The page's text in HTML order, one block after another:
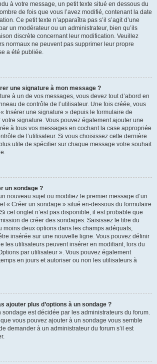
à votre message, un petit texte situé en dessous du
de fois que vous l’avez modifié, contenant la date
Ce petit texte n’apparaîtra pas s’il s’agit d’une
un modérateur ou un administrateur, bien qu’ils
discrète concernant leur modification. Veuillez
normaux ne peuvent pas supprimer leur propre
a été publiée.
une signature à mon message ?
à un de vos messages, vous devez tout d’abord en
de contrôle de l’utilisateur. Une fois créée, vous
Insérer une signature » depuis le formulaire de
votre signature. Vous pouvez également ajouter une
à tous vos messages en cochant la case appropriée
de l’utilisateur. Si vous choisissez cette dernière
utile de spécifier sur chaque message votre souhait
un sondage ?
nouveau sujet ou modifiez le premier message d’un
« Créer un sondage » situé en-dessous du formulaire
cet onglet n’est pas disponible, il est probable que
de créer des sondages. Saisissez le titre du
moins deux options dans les champs adéquats,
insérée sur une nouvelle ligne. Vous pouvez définir
les utilisateurs peuvent insérer en modifiant, lors du
par utilisateur ». Vous pouvez également
en jours et autoriser ou non les utilisateurs à
ajouter plus d’options à un sondage ?
sondage est décidée par les administrateurs du forum.
vous pouvez ajouter à un sondage vous semble
demander à un administrateur du forum s’il est